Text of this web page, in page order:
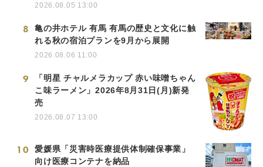
2026.08.05 13:00
8
亀の井ホテル 有馬 有馬の歴史と文化に触
れる秋の宿泊プランを9月から展開
2026.08.06 11:00
9
「明星 チャルメラカップ 赤い味噌ちゃん
こ味ラーメン」2026年8月31日(月)新発
売
2026.08.07 13:00
10
愛媛県「災害時医療提供体制確保事業」
向け医療コンテナを納品